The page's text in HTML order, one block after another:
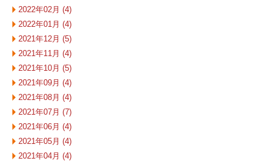
2022年02月 (4)
2022年01月 (4)
2021年12月 (5)
2021年11月 (4)
2021年10月 (5)
2021年09月 (4)
2021年08月 (4)
2021年07月 (7)
2021年06月 (4)
2021年05月 (4)
2021年04月 (4)